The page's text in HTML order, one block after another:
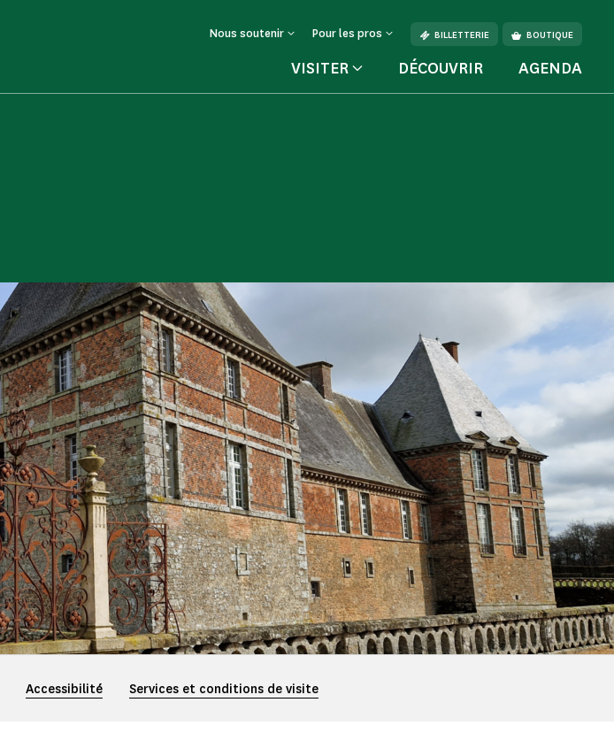
Nous soutenir Pour les pros BILLETTERIE BOUTIQUE
VISITER DÉCOUVRIR AGENDA
Accessibilité Services et conditions de visite